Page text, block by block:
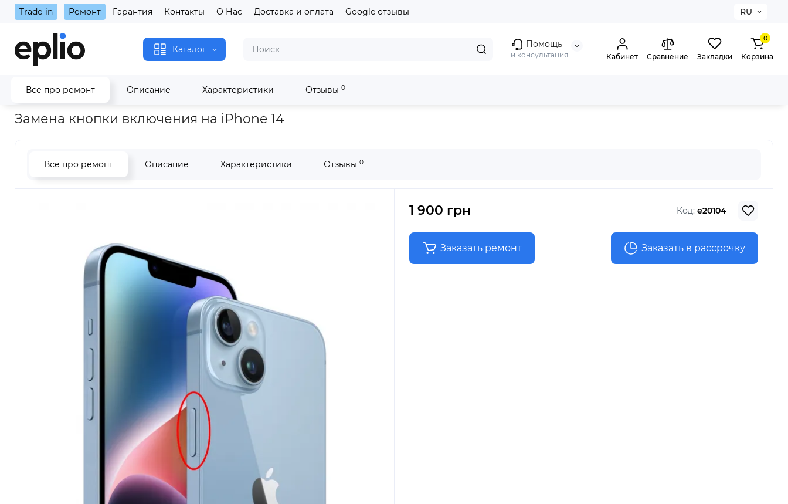
Trade-in Ремонт Гарантия Контакты О Нас Доставка и оплата Google отзывы RU
Каталог Помощь
и консультация Кабинет Сравнение Закладки
0
Корзина
Все про ремонт Описание Характеристики Отзывы 0
Главная Замена кнопки включения на iPhone 14
Замена кнопки включения на iPhone 14
Все про ремонт Описание Характеристики Отзывы 0
1 900 грн Код: e20104
Заказать ремонт Заказать в рассрочку